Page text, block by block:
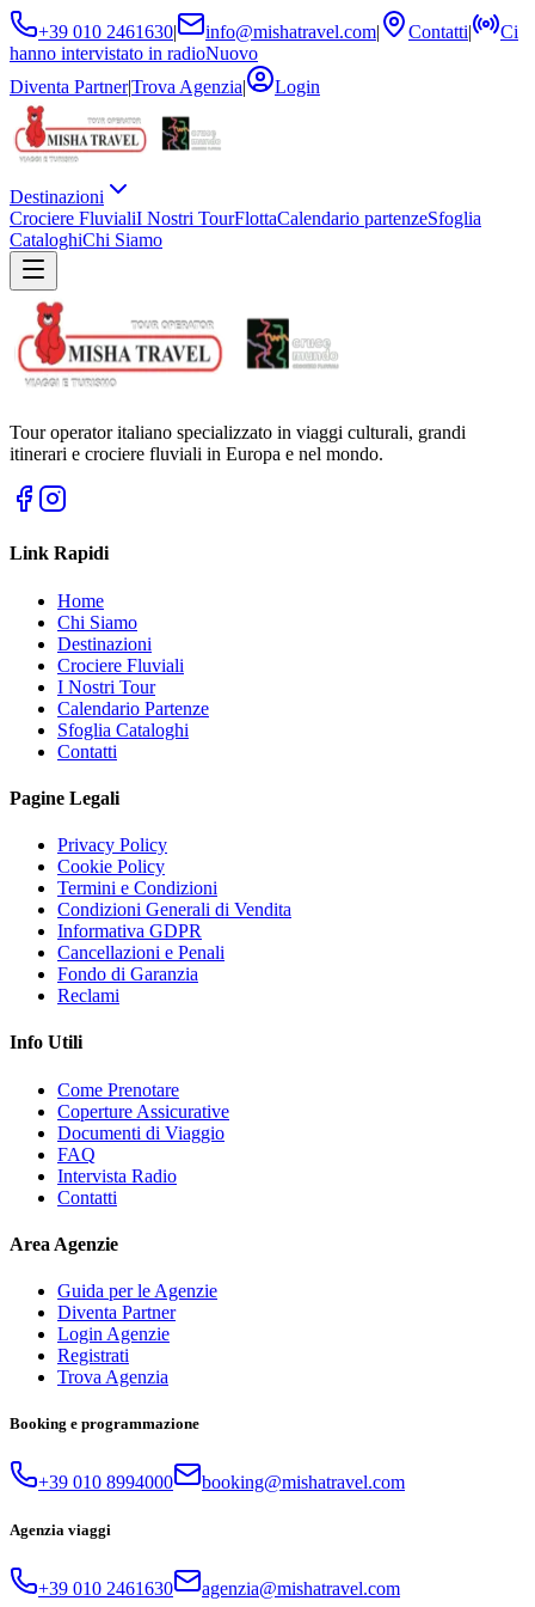
+39 010 2461630| info@mishatravel.com| Contatti|
Ci
hanno intervistato in radioNuovo
Diventa Partner|Trova Agenzia| Login
Destinazioni
Crociere FluvialiI Nostri TourFlottaCalendario partenzeSfoglia
CataloghiChi Siamo
Tour operator italiano specializzato in viaggi culturali, grandi
itinerari e crociere fluviali in Europa e nel mondo.
Link Rapidi
Home
Chi Siamo
Destinazioni
Crociere Fluviali
I Nostri Tour
Calendario Partenze
Sfoglia Cataloghi
Contatti
Pagine Legali
Privacy Policy
Cookie Policy
Termini e Condizioni
Condizioni Generali di Vendita
Informativa GDPR
Cancellazioni e Penali
Fondo di Garanzia
Reclami
Info Utili
Come Prenotare
Coperture Assicurative
Documenti di Viaggio
FAQ
Intervista Radio
Contatti
Area Agenzie
Guida per le Agenzie
Diventa Partner
Login Agenzie
Registrati
Trova Agenzia
Booking e programmazione
+39 010 8994000 booking@mishatravel.com
Agenzia viaggi
+39 010 2461630 agenzia@mishatravel.com